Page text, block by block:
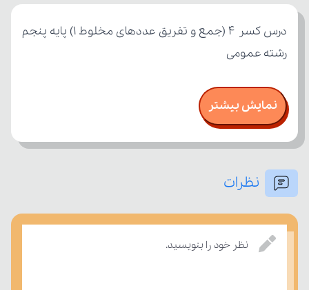
رشته عمومی
نمایش بیشتر
نظرات
نظر خود را بنویسید.